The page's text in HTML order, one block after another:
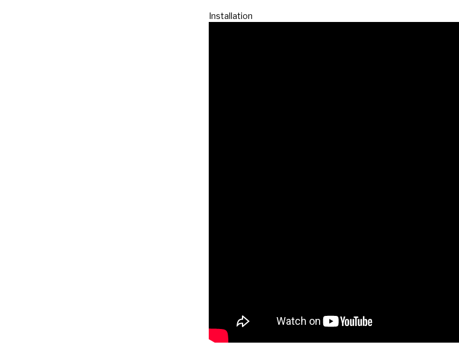
Installation